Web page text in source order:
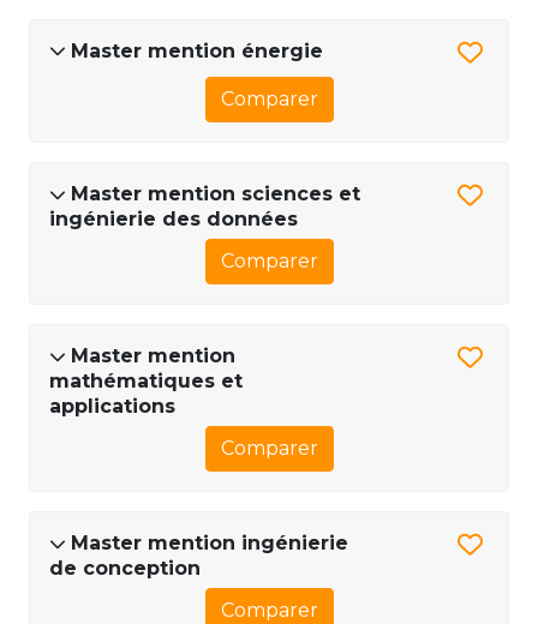
Master mention énergie
Comparer
Master mention sciences et
ingénierie des données
Comparer
Master mention
mathématiques et
applications
Comparer
Master mention ingénierie
de conception
Comparer